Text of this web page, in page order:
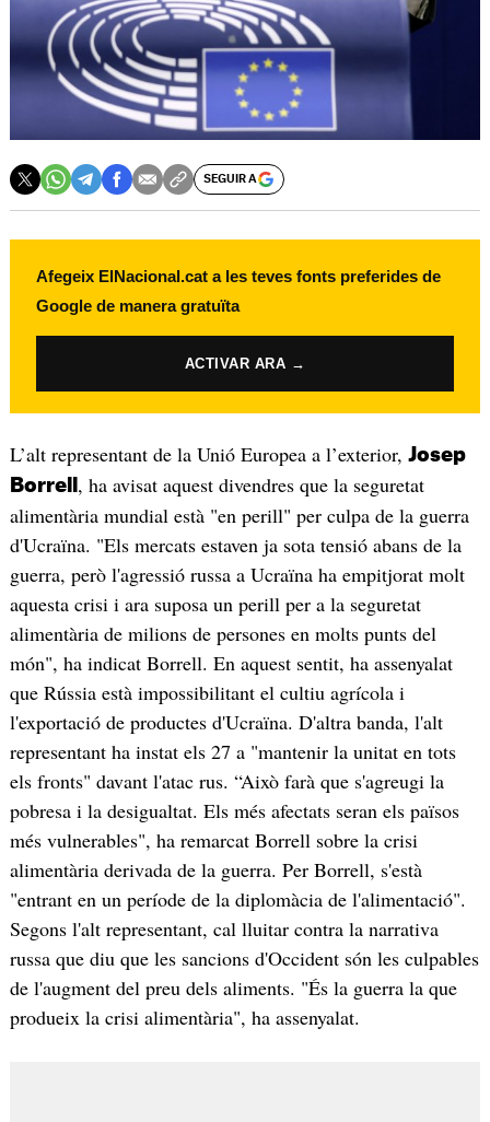
SEGUIR A
Afegeix ElNacional.cat a les teves fonts preferides de
Google de manera gratuïta
ACTIVAR ARA →
L’alt representant de la Unió Europea a l’exterior, Josep
Borrell , ha avisat aquest divendres que la seguretat
alimentària mundial està "en perill" per culpa de la guerra
d'Ucraïna. "Els mercats estaven ja sota tensió abans de la
guerra, però l'agressió russa a Ucraïna ha empitjorat molt
aquesta crisi i ara suposa un perill per a la seguretat
alimentària de milions de persones en molts punts del
món", ha indicat Borrell. En aquest sentit, ha assenyalat
que Rússia està impossibilitant el cultiu agrícola i
l'exportació de productes d'Ucraïna. D'altra banda, l'alt
representant ha instat els 27 a "mantenir la unitat en tots
els fronts" davant l'atac rus. “Això farà que s'agreugi la
pobresa i la desigualtat. Els més afectats seran els països
més vulnerables", ha remarcat Borrell sobre la crisi
alimentària derivada de la guerra. Per Borrell, s'està
"entrant en un període de la diplomàcia de l'alimentació".
Segons l'alt representant, cal lluitar contra la narrativa
russa que diu que les sancions d'Occident són les culpables
de l'augment del preu dels aliments. "És la guerra la que
produeix la crisi alimentària", ha assenyalat.